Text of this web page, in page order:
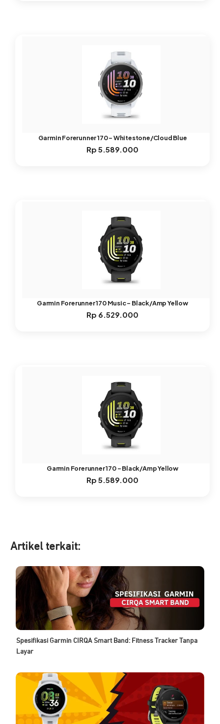
Garmin Forerunner 170 – Whitestone/Cloud Blue
Rp 5.589.000
Garmin Forerunner 170 Music – Black/Amp Yellow
Rp 6.529.000
Garmin Forerunner 170 – Black/Amp Yellow
Rp 5.589.000
Artikel terkait:
Spesifikasi Garmin CIRQA Smart Band: Fitness Tracker Tanpa
Layar